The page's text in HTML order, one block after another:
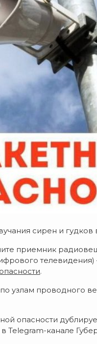
сирен и гудков
приемник
.
узлам проводного
опасности
канале